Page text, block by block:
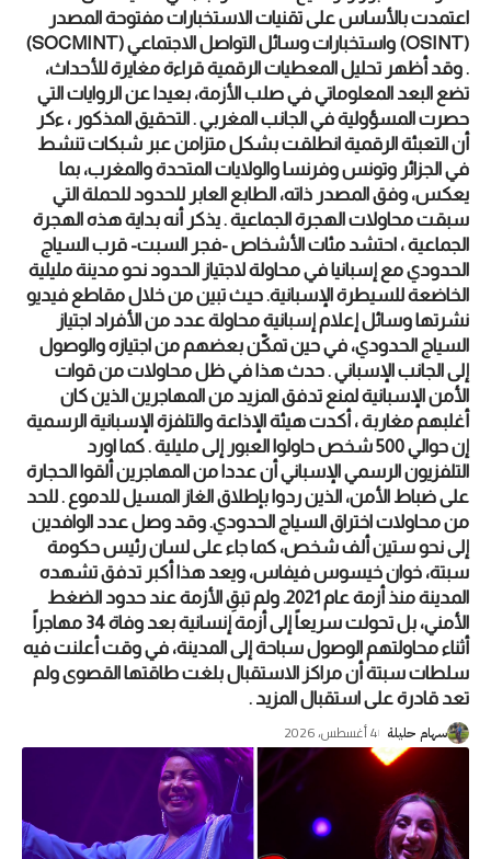
اعتمدت بالأساس على تقنيات الاستخبارات مفتوحة المصدر
(OSINT) واستخبارات وسائل التواصل الاجتماعي (SOCMINT)
. وقد أظهر تحليل المعطيات الرقمية قراءة مغايرة للأحداث،
تضع البعد المعلوماتي في صلب الأزمة، بعيدا عن الروايات التي
حصرت المسؤولية في الجانب المغربي . التحقيق المذكور ، ءكر
أن التعبئة الرقمية انطلقت بشكل متزامن عبر شبكات تنشط
في الجزائر وتونس وفرنسا والولايات المتحدة والمغرب، بما
يعكس، وفق المصدر ذاته، الطابع العابر للحدود للحملة التي
سبقت محاولات الهجرة الجماعية . يذكر أنه بداية هذه الهجرة
الجماعية ، احتشد مئات الأشخاص -فجر السبت- قرب السياج
الحدودي مع إسبانيا في محاولة لاجتياز الحدود نحو مدينة مليلية
الخاضعة للسيطرة الإسبانية. حيث تبين من خلال مقاطع فيديو
نشرتها وسائل إعلام إسبانية محاولة عدد من الأفراد اجتياز
السياج الحدودي، في حين تمكّن بعضهم من اجتيازه والوصول
إلى الجانب الإسباني . حدث هذا في ظل محاولات من قوات
الأمن الإسبانية لمنع تدفق المزيد من المهاجرين الذين كان
أغلبهم مغاربة ، أكدت هيئة الإذاعة والتلفزة الإسبانية الرسمية
إن حوالي 500 شخص حاولوا العبور إلى مليلية . كما اورد
التلفزيون الرسمي الإسباني أن عددا من المهاجرين ألقوا الحجارة
على ضباط الأمن، الذين ردوا بإطلاق الغاز المسيل للدموع . للحد
من محاولات اختراق السياج الحدودي. وقد وصل عدد الوافدين
إلى نحو ستين ألف شخص، كما جاء على لسان رئيس حكومة
سبتة، خوان خيسوس فيفاس، ويعد هذا أكبر تدفق تشهده
المدينة منذ أزمة عام 2021. ولم تبقِ الأزمة عند حدود الضغط
الأمني، بل تحولت سريعاً إلى أزمة إنسانية بعد وفاة 34 مهاجراً
أثناء محاولتهم الوصول سباحة إلى المدينة، في وقت أعلنت فيه
سلطات سبتة أن مراكز الاستقبال بلغت طاقتها القصوى ولم
تعد قادرة على استقبال المزيد .
سهام حليلة 4 أغسطس، 2026